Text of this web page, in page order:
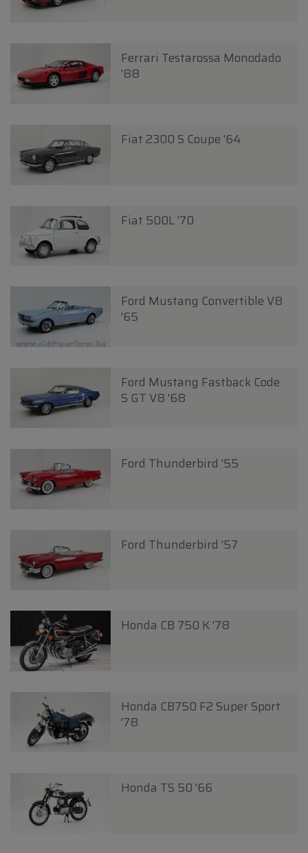
Ferrari Testarossa Monodado
'88
Fiat 2300 S Coupe '64
Fiat 500L '70
Ford Mustang Convertible V8
'65
Ford Mustang Fastback Code
S GT V8 '68
Ford Thunderbird '55
Ford Thunderbird '57
Honda CB 750 K '78
Honda CB750 F2 Super Sport
'78
Honda TS 50 '66